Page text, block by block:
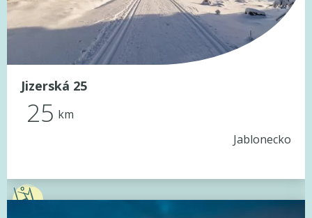
Jizerská 25
25 km
Jablonecko